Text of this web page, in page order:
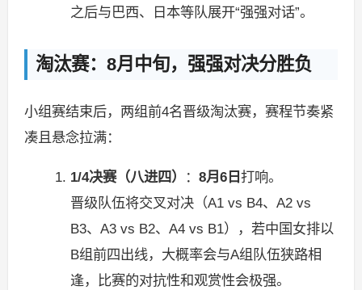
之后与巴西、日本等队展开“强强对话”。
淘汰赛：8月中旬，强强对决分胜负
小组赛结束后，两组前4名晋级淘汰赛，赛程节奏紧
凑且悬念拉满：
1/4决赛（八进四） ：8月6日打响。
晋级队伍将交叉对决（A1 vs B4、A2 vs
B3、A3 vs B2、A4 vs B1），若中国女排以
B组前四出线，大概率会与A组队伍狭路相
逢，比赛的对抗性和观赏性会极强。